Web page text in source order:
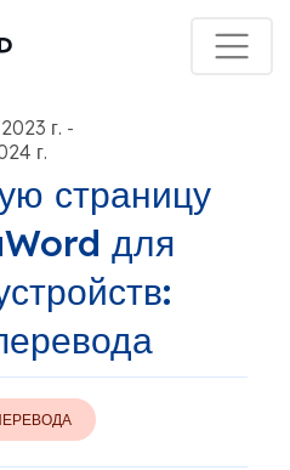
г. -
г.
страницу
для